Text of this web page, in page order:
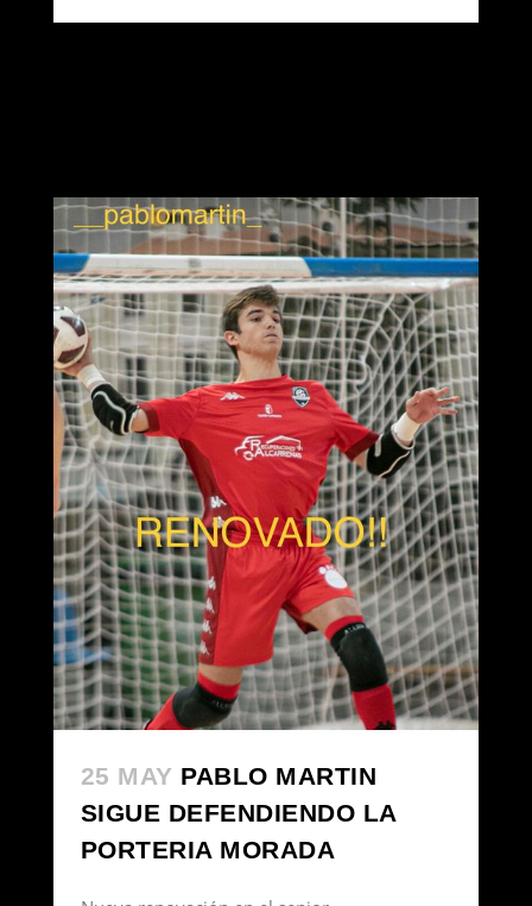
25 MAY PABLO MARTIN
SIGUE DEFENDIENDO LA
PORTERIA MORADA